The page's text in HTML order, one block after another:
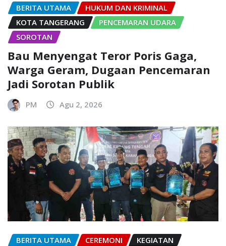
BERITA UTAMA
HUKUM DAN KRIMINAL
KOTA TANGERANG
PENCEMARAN UDARA
SOROTAN
Bau Menyengat Teror Poris Gaga,
Warga Geram, Dugaan Pencemaran
Jadi Sorotan Publik
PM Agu 2, 2026
BERITA UTAMA CEREMONI
KEGIATAN